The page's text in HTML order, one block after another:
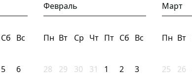
Сб Вс
5 6
Февраль
Пн Вт Ср Чт Пт Сб Вс
28 29 30 31 1 2 3
Март
Пн Вт
25 26